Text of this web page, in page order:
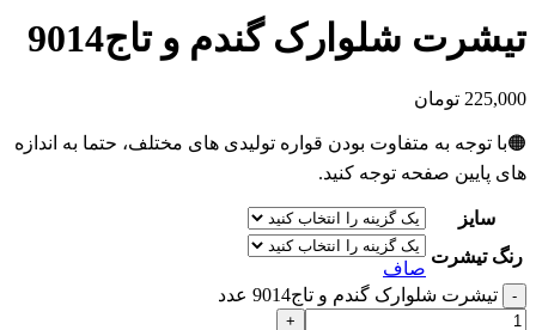
تیشرت شلوارک گندم و تاج9014
225,000 تومان
🟠با توجه به متفاوت بودن قواره تولیدی های مختلف، حتما به اندازه
های پایین صفحه توجه کنید.
سایز
رنگ تیشرت
صاف
تیشرت شلوارک گندم و تاج9014 عدد